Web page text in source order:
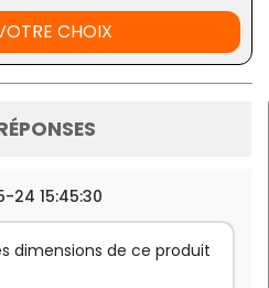
CHOIX
24 15:45:30
dimensions de ce produit